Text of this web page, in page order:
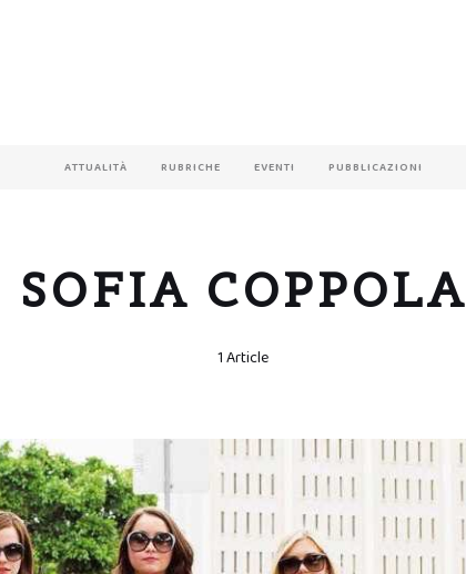
ATTUALITÀ RUBRICHE EVENTI PUBBLICAZIONI
SOFIA COPPOLA
1 Article